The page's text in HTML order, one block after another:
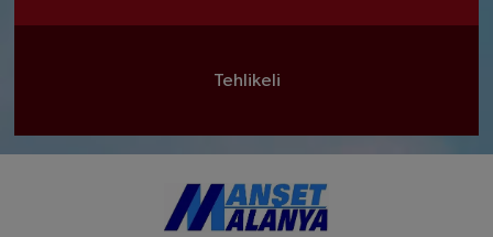
Tehlikeli